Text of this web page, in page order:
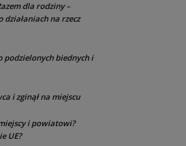
dla rodziny –
działaniach na rzecz
podzielonych biednych i
i zginął na miejscu
i powiatowi?
UE?